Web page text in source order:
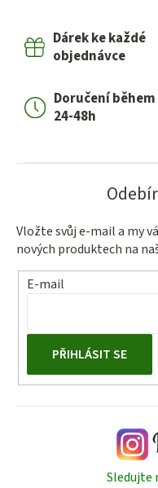
Dárek ke každé
objednávce
Doručení během
24-48h
Vložte svůj e-mail a my
nových produktech na
E-mail
PŘIHLÁSIT SE
Sledujte